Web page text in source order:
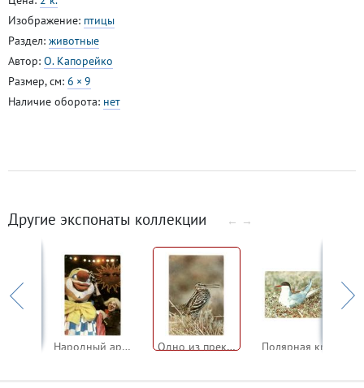
Изображение: птицы
Раздел: животные
Автор: О. Капорейко
Размер, см: 6 × 9
Наличие оборота: нет
Другие экспонаты коллекции ← →
Народный артист СССР Олег Попов Одно из прекрастных явлений природы — весеннее дупелиное токование